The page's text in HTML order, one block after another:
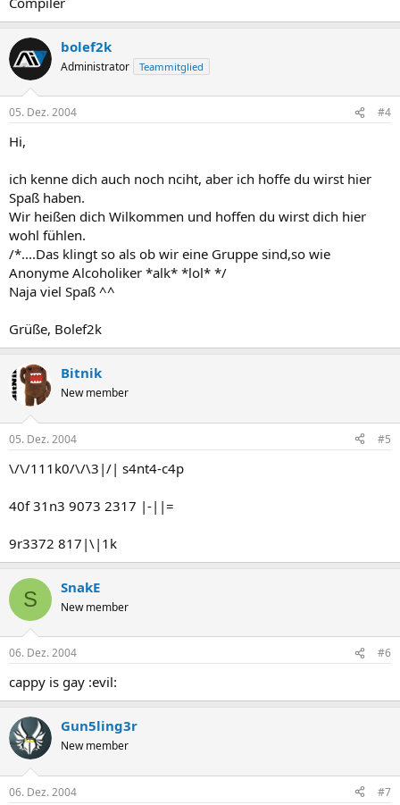
bolef2k
Administrator Teammitglied
05. Dez. 2004 #4
Hi,
ich kenne dich auch noch nciht, aber ich hoffe du wirst hier
Spaß haben.
Wir heißen dich Wilkommen und hoffen du wirst dich hier
wohl fühlen.
/*....Das klingt so als ob wir eine Gruppe sind,so wie
Anonyme Alcoholiker *alk* *lol* */
Naja viel Spaß ^^
Grüße, Bolef2k
Bitnik
New member
05. Dez. 2004 #5
\/\/111k0/\/\3|/| s4nt4-c4p
40f 31n3 9073 2317 |-||=
9r3372 817|\|1k
S SnakE
New member
06. Dez. 2004 #6
cappy is gay :evil:
Gun5ling3r
New member
06. Dez. 2004 #7